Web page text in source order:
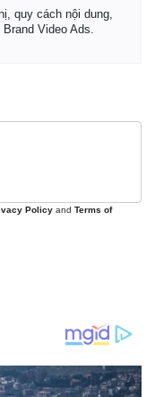
quy cách nội dung,
Video Ads.
Policy and Terms of